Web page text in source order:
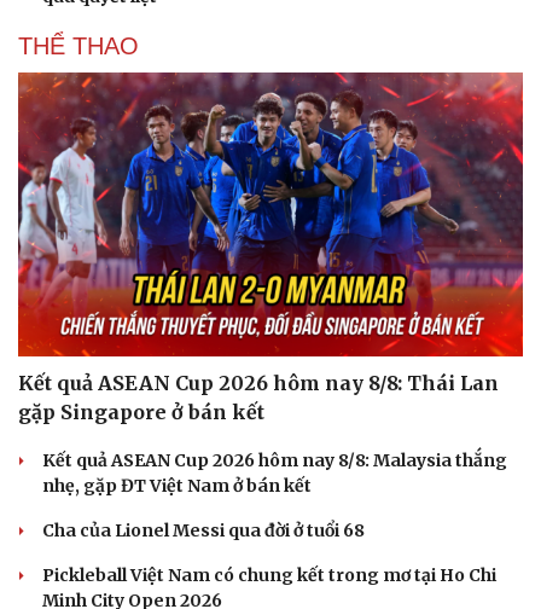
THỂ THAO
Kết quả ASEAN Cup 2026 hôm nay 8/8: Thái Lan
gặp Singapore ở bán kết
Kết quả ASEAN Cup 2026 hôm nay 8/8: Malaysia thắng
nhẹ, gặp ĐT Việt Nam ở bán kết
Cha của Lionel Messi qua đời ở tuổi 68
Pickleball Việt Nam có chung kết trong mơ tại Ho Chi
Minh City Open 2026